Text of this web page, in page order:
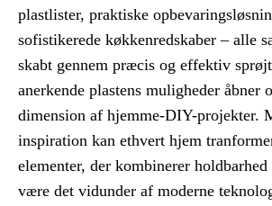
plastlister, praktiske
sofistikerede køkkenredskaber – alle
skabt gennem præcis og effektiv
anerkende plastens muligheder åbner
dimension af hjemme-DIY-projekter.
inspiration kan ethvert hjem
elementer, der kombinerer
være det vidunder af moderne